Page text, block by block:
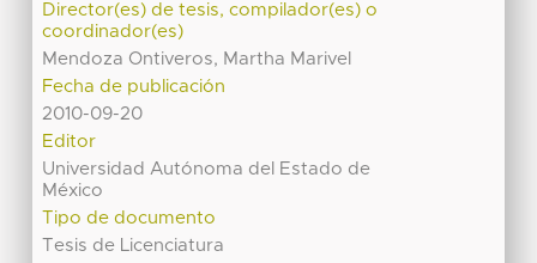
Director(es) de tesis, compilador(es) o
coordinador(es)
Mendoza Ontiveros, Martha Marivel
Fecha de publicación
2010-09-20
Editor
Universidad Autónoma del Estado de
México
Tipo de documento
Tesis de Licenciatura